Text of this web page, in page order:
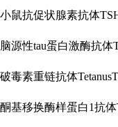
小鼠抗促状腺素抗体
脑源性tau蛋白激酶抗体
破毒素重链抗体
酮基移换酶样蛋白1抗